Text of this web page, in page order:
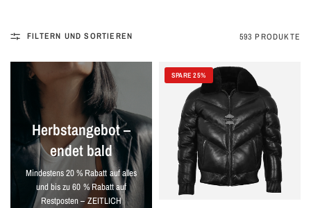
FILTERN UND SORTIEREN 593 PRODUKTE
Herbstangebot –
endet bald
Mindestens 20 % Rabatt auf alles
und bis zu 60 % Rabatt auf
Restposten – ZEITLICH
SPARE 25%